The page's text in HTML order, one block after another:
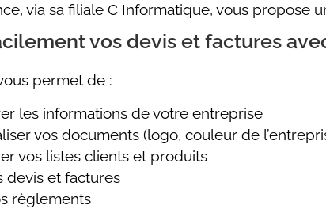
via sa filiale C Informatique, vous propose
vos devis et factures
permet de :
les informations de votre entreprise
vos documents (logo, couleur de
vos listes clients et produits
devis et factures
règlements